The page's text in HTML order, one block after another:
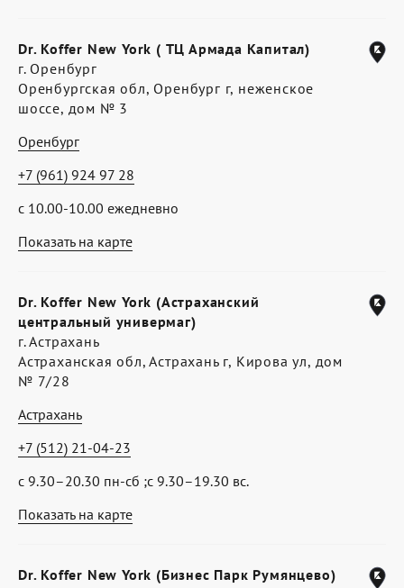
Показать на карте
Dr. Koffer New York ( ТЦ Армада Капитал)
г. Оренбург
Оренбургская обл, Оренбург г, неженское
шоссе, дом № 3
Оренбург
с 10.00-10.00 ежедневно
+7 (961) 924 97 28
Показать на карте
Dr. Koffer New York (Астраханский
центральный универмаг)
г. Астрахань
Астраханская обл, Астрахань г, Кирова ул, дом
№ 7/28
Астрахань
с 9.30–20.30 пн-сб ;с 9.30–19.30 вс.
+7 (512) 21-04-23
Dr. Koffer New York (Бизнес Парк Румянцево)